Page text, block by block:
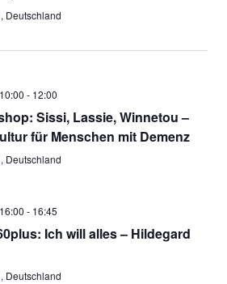
, Deutschland
- 12:00
Sissi, Lassie, Winnetou –
für Menschen mit Demenz
, Deutschland
- 16:45
Ich will alles – Hildegard
, Deutschland